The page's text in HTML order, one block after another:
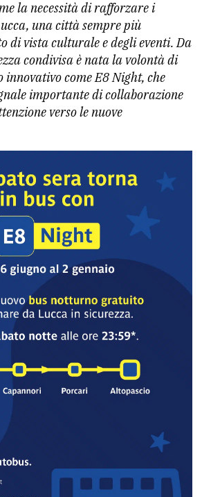
la necessità di rafforzare i
una città sempre più
di vista culturale e degli eventi. Da
condivisa è nata la volontà di
come E8 Night, che
importante di collaborazione
verso le nuove